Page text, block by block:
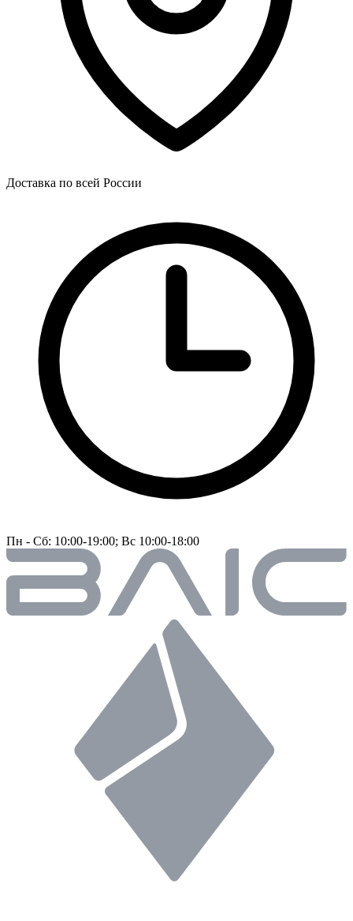
Доставка по всей России
Пн - Сб: 10:00-19:00; Вс 10:00-18:00